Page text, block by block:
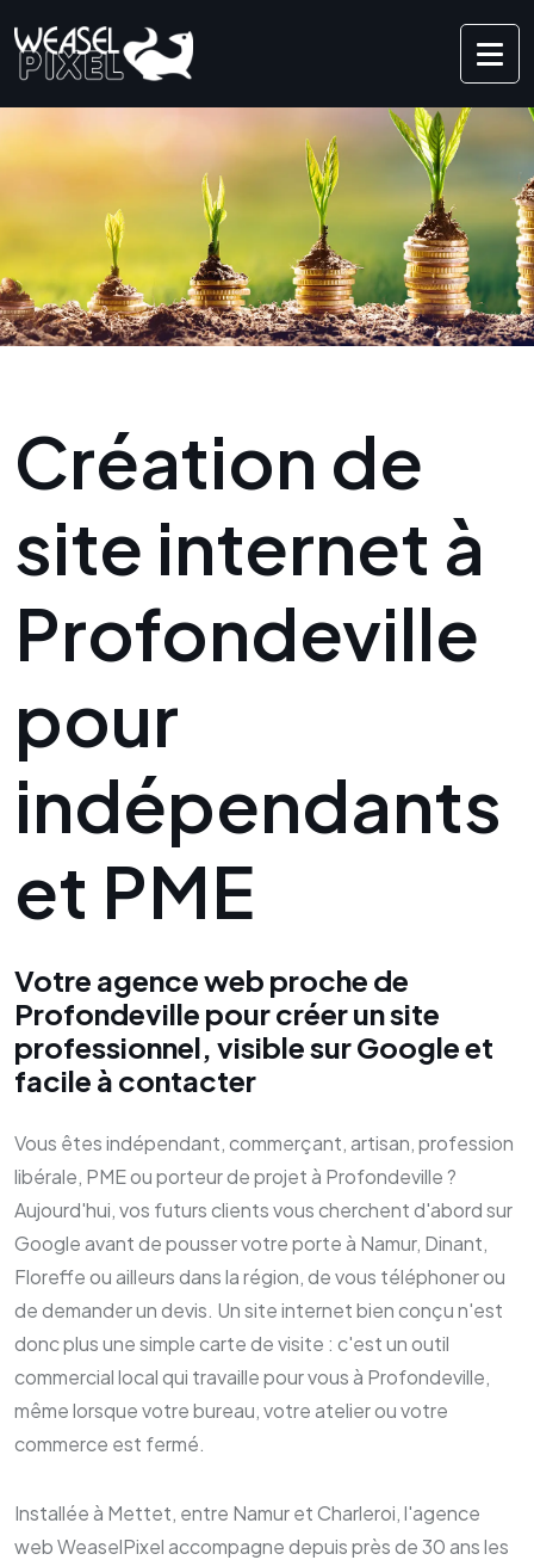
Création de
site internet à
Profondeville
pour
indépendants
et PME
Votre agence web proche de
Profondeville pour créer un site
professionnel, visible sur Google et
facile à contacter
Vous êtes indépendant, commerçant, artisan, profession
libérale, PME ou porteur de projet à Profondeville ?
Aujourd'hui, vos futurs clients vous cherchent d'abord sur
Google avant de pousser votre porte à Namur, Dinant,
Floreffe ou ailleurs dans la région, de vous téléphoner ou
de demander un devis. Un site internet bien conçu n'est
donc plus une simple carte de visite : c'est un outil
commercial local qui travaille pour vous à Profondeville,
même lorsque votre bureau, votre atelier ou votre
commerce est fermé.
Installée à Mettet, entre Namur et Charleroi, l'agence
web WeaselPixel accompagne depuis près de 30 ans les